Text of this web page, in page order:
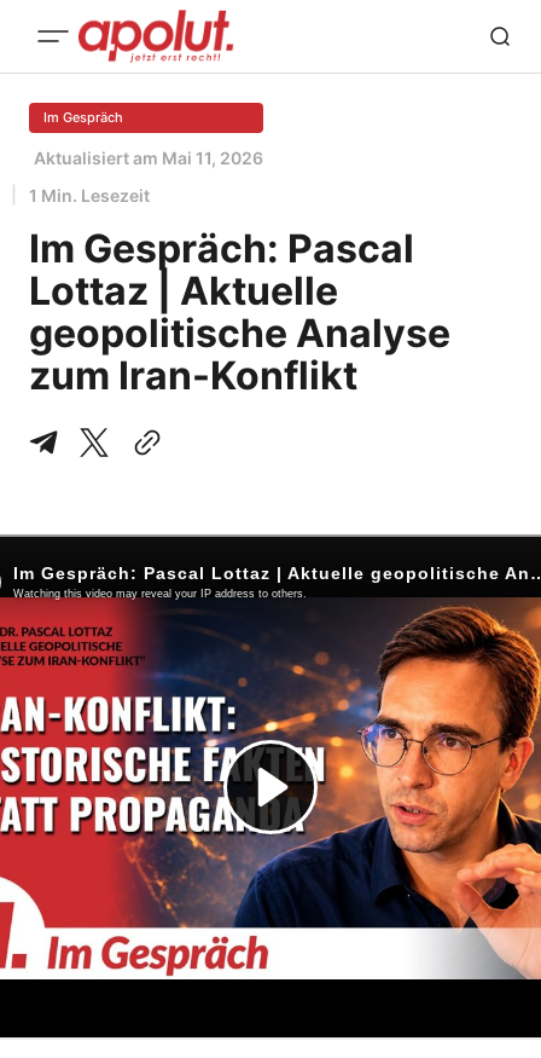
Im Gespräch
Aktualisiert am Mai 11, 2026
1 Min. Lesezeit
Im Gespräch: Pascal
Lottaz | Aktuelle
geopolitische Analyse
zum Iran-Konflikt